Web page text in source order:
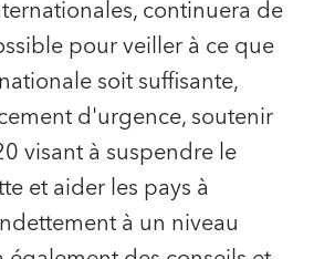
continuera de
pour veiller à ce que
soit suffisante,
d'urgence, soutenir
visant à suspendre le
et aider les pays à
à un niveau